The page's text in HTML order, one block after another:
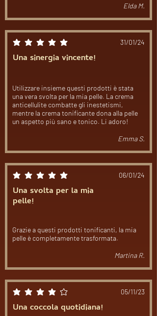
Elda M.
la valutazione media è 5 su 5 31/01/24
Una sinergia vincente!
Utilizzare insieme questi prodotti è stata
una vera svolta per la mia pelle. La crema
anticellulite combatte gli inestetismi,
mentre la crema tonificante dona alla pelle
un aspetto più sano e tonico. Li adoro!
Emma S.
la valutazione media è 5 su 5 06/01/24
Una svolta per la mia
pelle!
Grazie a questi prodotti tonificanti, la mia
pelle è completamente trasformata.
Martina R.
la valutazione media è 4 su 5 05/11/23
Una coccola quotidiana!